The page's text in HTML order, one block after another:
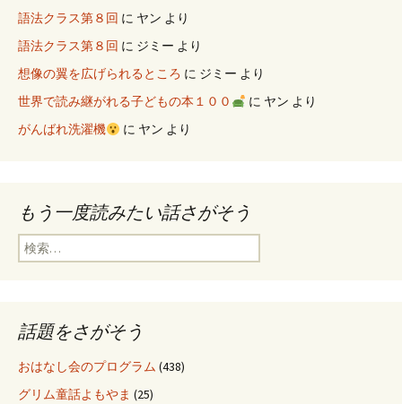
語法クラス第８回 に ヤン より
語法クラス第８回 に ジミー より
想像の翼を広げられるところ に ジミー より
世界で読み継がれる子どもの本１００
に ヤン より
がんばれ洗濯機
に ヤン より
もう一度読みたい話さがそう
検
索
話題をさがそう
おはなし会のプログラム (438)
グリム童話よもやま (25)